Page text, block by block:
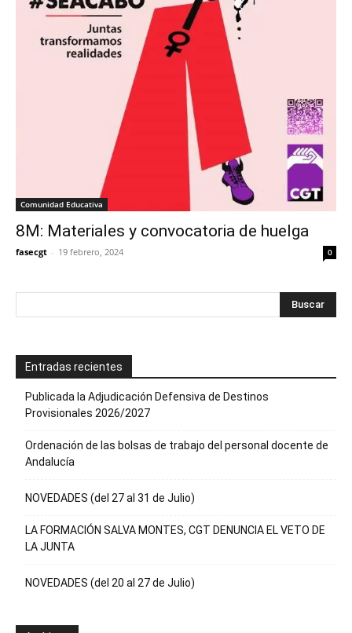
Comunidad Educativa
8M: Materiales y convocatoria de huelga
fasecgt - 19 febrero, 2024 0
Entradas recientes
Publicada la Adjudicación Defensiva de Destinos
Provisionales 2026/2027
Ordenación de las bolsas de trabajo del personal docente de
Andalucía
NOVEDADES (del 27 al 31 de Julio)
LA FORMACIÓN SALVA MONTES, CGT DENUNCIA EL VETO DE
LA JUNTA
NOVEDADES (del 20 al 27 de Julio)